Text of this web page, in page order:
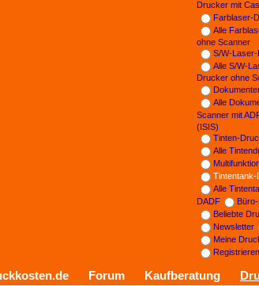
Drucker mit
Farblaser-
Alle
ohne Scanner
S/W-
Alle S/W-
Drucker ohne
Alle
Scanner mit
(ISIS)
Tinten-
Alle
Alle
DADF
Beliebte
Newsletter
Meine
Registrieren
Forum Kaufberatung